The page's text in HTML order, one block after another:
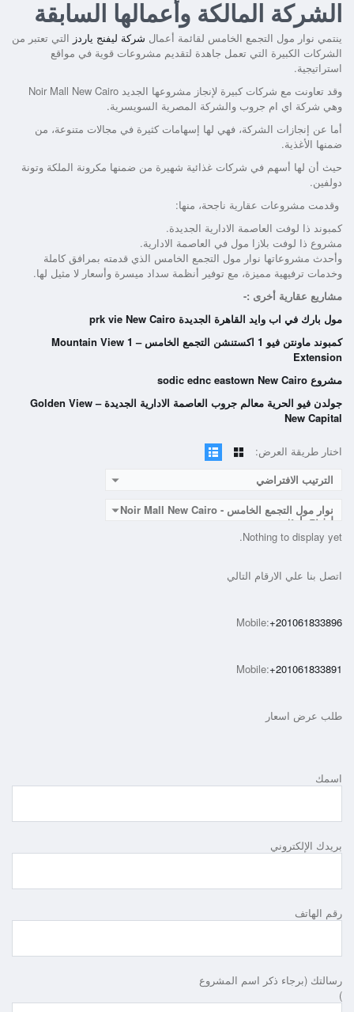
الشركة المالكة وأعمالها السابقة
ينتمي نوار مول التجمع الخامس لقائمة أعمال شركة ليفنج ياردز التي تعتبر من
الشركات الكبيرة التي تعمل جاهدة لتقديم مشروعات قوية في مواقع
استراتيجية.
وقد تعاونت مع شركات كبيرة لإنجاز مشروعها الجديد Noir Mall New Cairo
وهي شركة اي ام جروب والشركة المصرية السويسرية.
أما عن إنجازات الشركة، فهي لها إسهامات كثيرة في مجالات متنوعة، من
ضمنها الأغذية.
حيث أن لها أسهم في شركات غذائية شهيرة من ضمنها مكرونة الملكة وتونة
دولفين.
وقدمت مشروعات عقارية ناجحة، منها:
كمبوند ذا لوفت العاصمة الادارية الجديدة.
مشروع ذا لوفت بلازا مول في العاصمة الادارية.
وأحدث مشروعاتها نوار مول التجمع الخامس الذي قدمته بمرافق كاملة
وخدمات ترفيهية مميزة، مع توفير أنظمة سداد ميسرة وأسعار لا مثيل لها.
مشاريع عقارية أخرى :-
مول بارك في اب وايد القاهرة الجديدة prk vie New Cairo
كمبوند ماونتن فيو 1 اكستنشن التجمع الخامس – Mountain View 1
Extension
مشروع sodic ednc eastown New Cairo
جولدن فيو الحرية معالم جروب العاصمة الادارية الجديدة – Golden View
New Capital
اختار طريقة العرض:
الترتيب الافتراضي
نوار مول التجمع الخامس - Noir Mall New Cairo -
ليفينج ياردز
Nothing to display yet.
اتصل بنا علي الارقام التالي
Mobile:+201061833896
Mobile:+201061833891
طلب عرض اسعار
اسمك
بريدك الإلكتروني
رقم الهاتف
رسالتك (برجاء ذكر اسم المشروع
)